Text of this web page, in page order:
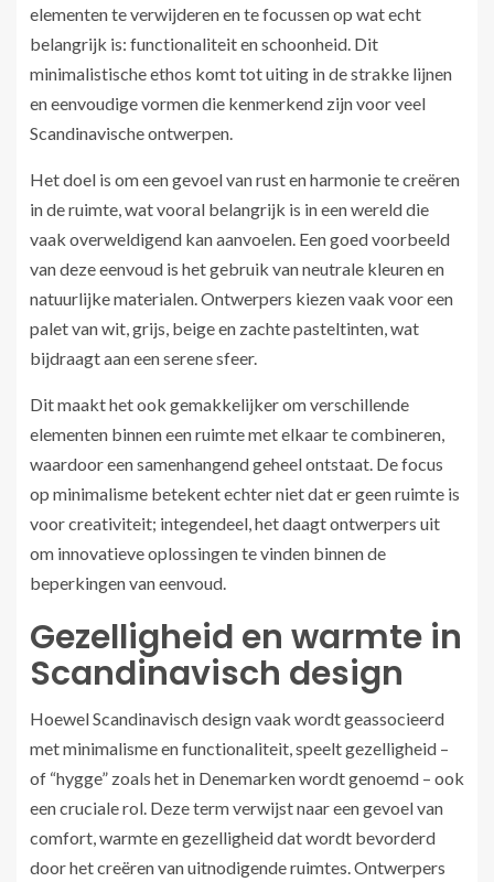
elementen te verwijderen en te focussen op wat echt
belangrijk is: functionaliteit en schoonheid. Dit
minimalistische ethos komt tot uiting in de strakke lijnen
en eenvoudige vormen die kenmerkend zijn voor veel
Scandinavische ontwerpen.
Het doel is om een gevoel van rust en harmonie te creëren
in de ruimte, wat vooral belangrijk is in een wereld die
vaak overweldigend kan aanvoelen. Een goed voorbeeld
van deze eenvoud is het gebruik van neutrale kleuren en
natuurlijke materialen. Ontwerpers kiezen vaak voor een
palet van wit, grijs, beige en zachte pasteltinten, wat
bijdraagt aan een serene sfeer.
Dit maakt het ook gemakkelijker om verschillende
elementen binnen een ruimte met elkaar te combineren,
waardoor een samenhangend geheel ontstaat. De focus
op minimalisme betekent echter niet dat er geen ruimte is
voor creativiteit; integendeel, het daagt ontwerpers uit
om innovatieve oplossingen te vinden binnen de
beperkingen van eenvoud.
Gezelligheid en warmte in
Scandinavisch design
Hoewel Scandinavisch design vaak wordt geassocieerd
met minimalisme en functionaliteit, speelt gezelligheid –
of “hygge” zoals het in Denemarken wordt genoemd – ook
een cruciale rol. Deze term verwijst naar een gevoel van
comfort, warmte en gezelligheid dat wordt bevorderd
door het creëren van uitnodigende ruimtes. Ontwerpers